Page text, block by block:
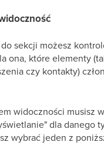
sekcji możesz
ona, które elementy
czy kontakty)
widoczności musisz
dla danego
wybrać jeden z